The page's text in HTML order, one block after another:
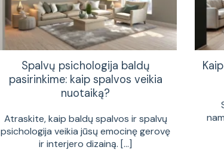
Spalvų psichologija baldų
pasirinkime: kaip spalvos veikia
nuotaiką?
Atraskite, kaip baldų spalvos ir spalvų
psichologija veikia jūsų emocinę gerovę
ir interjero dizainą. [...]